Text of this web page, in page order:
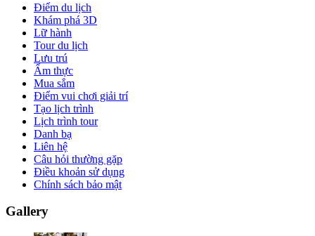
Điểm du lịch
Khám phá 3D
Lữ hành
Tour du lịch
Lưu trú
Ẩm thực
Mua sắm
Điểm vui chơi giải trí
Tạo lịch trình
Lịch trình tour
Danh bạ
Liên hệ
Câu hỏi thường gặp
Điều khoản sử dụng
Chính sách bảo mật
Gallery